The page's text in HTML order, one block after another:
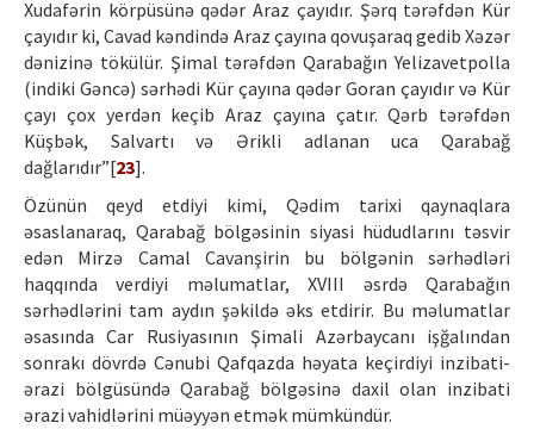
Xudafərin körpüsünə qədər Araz çayıdır. Şərq tərəfdən Kür
çayıdır ki, Cavad kəndində Araz çayına qovuşaraq gedib Xəzər
dənizinə tökülür. Şimal tərəfdən Qarabağın Yelizavetpolla
(indiki Gəncə) sərhədi Kür çayına qədər Goran çayıdır və Kür
çayı çox yerdən keçib Araz çayına çatır. Qərb tərəfdən
Küşbək, Salvartı və Ərikli adlanan uca Qarabağ
dağlarıdır”[23].
Özünün qeyd etdiyi kimi, Qədim tarixi qaynaqlara
əsaslanaraq, Qarabağ bölgəsinin siyasi hüdudlarını təsvir
edən Mirzə Camal Cavanşirin bu bölgənin sərhədləri
haqqında verdiyi məlumatlar, XVIII əsrdə Qarabağın
sərhədlərini tam aydın şəkildə əks etdirir. Bu məlumatlar
əsasında Car Rusiyasının Şimali Azərbaycanı işğalından
sonrakı dövrdə Cənubi Qafqazda həyata keçirdiyi inzibati-
ərazi bölgüsündə Qarabağ bölgəsinə daxil olan inzibati
ərazi vahidlərini müəyyən etmək mümkündür.